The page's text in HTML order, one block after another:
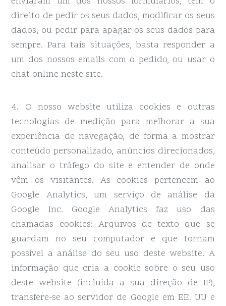
direito de pedir os seus dados, modificar os seus
dados, ou pedir para apagar os seus dados para
sempre. Para tais situações, basta responder a
um dos nossos emails com o pedido, ou usar o
chat online neste site.
4. O nosso website utiliza cookies e outras
tecnologias de medição para melhorar a sua
experiência de navegação, de forma a mostrar
conteúdo personalizado, anúncios direcionados,
analisar o tráfego do site e entender de onde
vêm os visitantes. As cookies pertencem ao
Google Analytics, um serviço de análise da
Google Inc. Google Analytics faz uso das
chamadas cookies: Arquivos de texto que se
guardam no seu computador e que tornam
possível a análise do seu uso deste website. A
informação que cria a cookie sobre o seu uso
deste website (incluída a sua direção de IP),
transfere-se ao servidor de Google em EE. UU e